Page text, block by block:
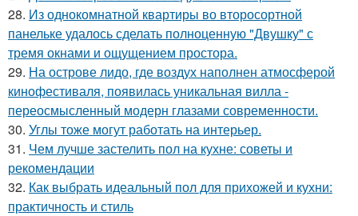
28. Из однокомнатной квартиры во второсортной
панельке удалось сделать полноценную "Двушку" с
тремя окнами и ощущением простора.
29. На острове лидо, где воздух наполнен атмосферой
кинофестиваля, появилась уникальная вилла -
переосмысленный модерн глазами современности.
30. Углы тоже могут работать на интерьер.
31. Чем лучше застелить пол на кухне: советы и
рекомендации
32. Как выбрать идеальный пол для прихожей и кухни:
практичность и стиль